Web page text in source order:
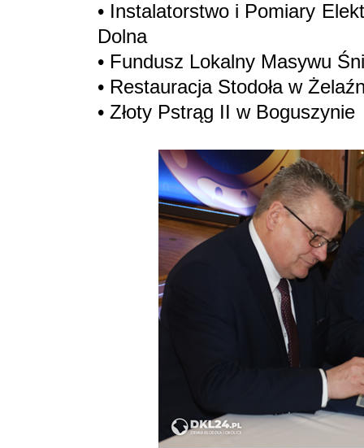
• Instalatorstwo i Pomiary
Dolna
• Fundusz Lokalny Masywu
• Restauracja Stodoła w
• Złoty Pstrąg II w Boguszynie